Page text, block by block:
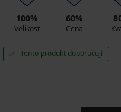
100%
Velikost
60%
Cena
Tento produkt doporučuji